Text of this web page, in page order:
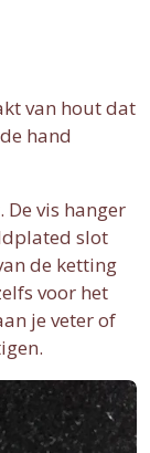
van hout dat
hand
vis hanger
slot
de ketting
voor het
je veter of